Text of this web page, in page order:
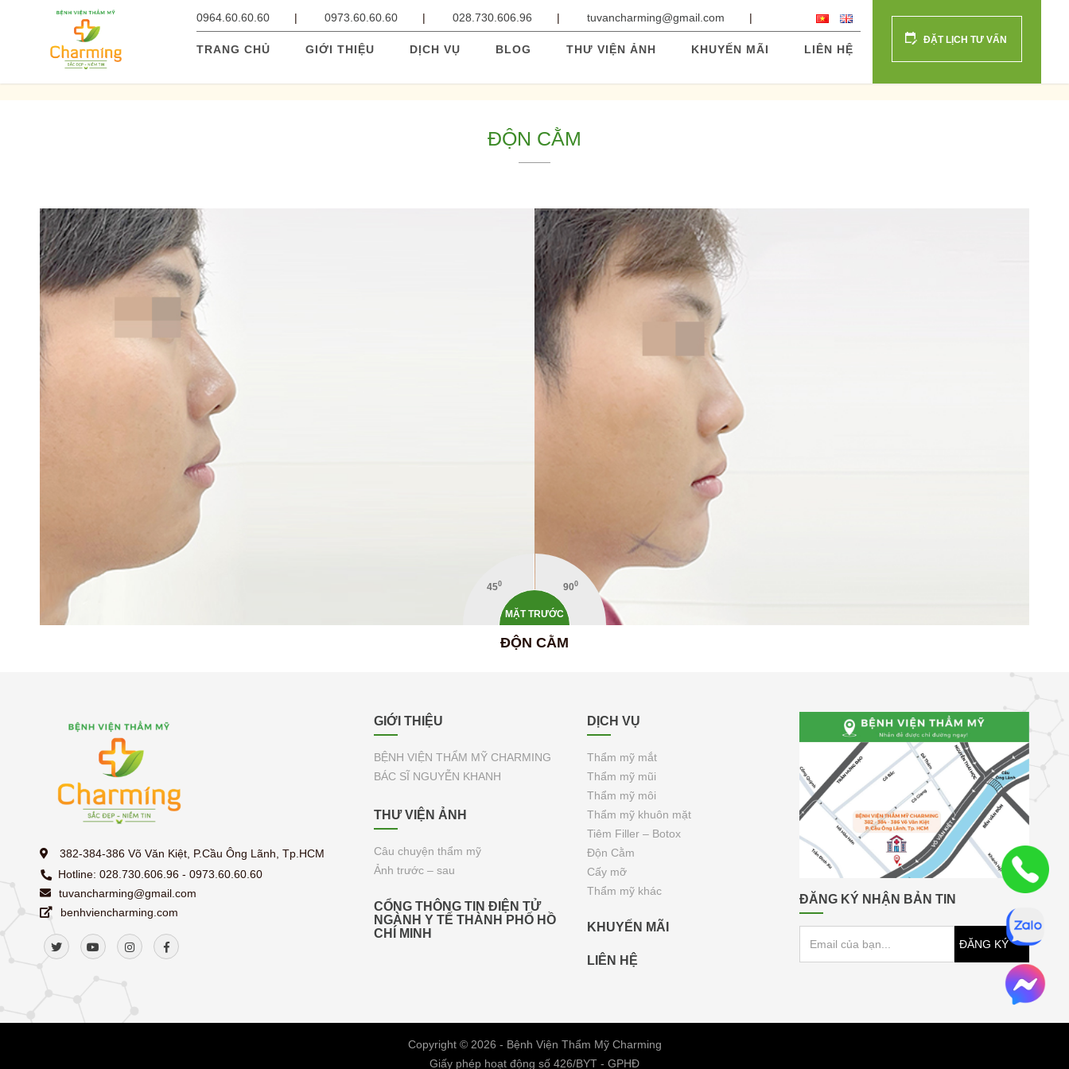
0964.60.60.60 0973.60.60.60 028.730.606.96 tuvancharming@gmail.com
TRANG CHỦ GIỚI THIỆU DỊCH VỤ BLOG THƯ VIỆN ẢNH KHUYẾN MÃI LIÊN HỆ
ĐẶT LỊCH TƯ VẤN
ĐỘN CẰM
MẶT TRƯỚC
450 900
ĐỘN CẰM
382-384-386 Võ Văn Kiệt, P.Cầu Ông Lãnh, Tp.HCM
Hotline: 028.730.606.96 - 0973.60.60.60
tuvancharming@gmail.com
benhviencharming.com
GIỚI THIỆU
BỆNH VIỆN THẨM MỸ CHARMING
BÁC SĨ NGUYỄN KHANH
THƯ VIỆN ẢNH
Câu chuyện thẩm mỹ
Ảnh trước – sau
CỔNG THÔNG TIN ĐIỆN TỬ
NGÀNH Y TẾ THÀNH PHỐ HỒ
CHÍ MINH
DỊCH VỤ
Thẩm mỹ mắt
Thẩm mỹ mũi
Thẩm mỹ môi
Thẩm mỹ khuôn mặt
Tiêm Filler – Botox
Độn Cằm
Cấy mỡ
Thẩm mỹ khác
KHUYẾN MÃI
LIÊN HỆ
ĐĂNG KÝ NHẬN BẢN TIN
ĐĂNG KÝ
Copyright © 2026 - Bệnh Viện Thẩm Mỹ Charming
Giấy phép hoạt động số 426/BYT - GPHĐ